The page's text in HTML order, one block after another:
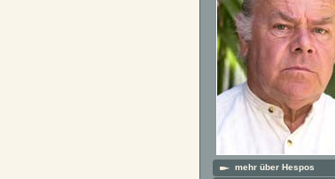
mehr über Hespos